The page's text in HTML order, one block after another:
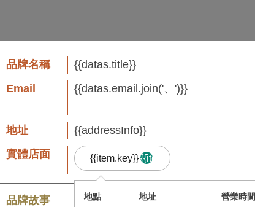
品牌名稱 {{datas.title}}
Email
{{datas.email.join('、')}}
地址
{{addressInfo}}
實體店面
{{item.key}}{{item.result.length}}
地點 地址 營業時間
品牌故事